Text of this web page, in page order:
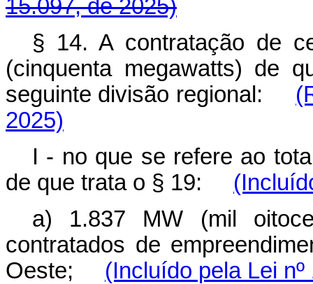
15.097, de 2025)
§ 14. A contratação de
(cinquenta megawatts) de
seguinte divisão regional:
2025)
I - no que se refere ao
de que trata o § 19:
a) 1.837 MW (mil
contratados de
Oeste; (Incluído pela Lei